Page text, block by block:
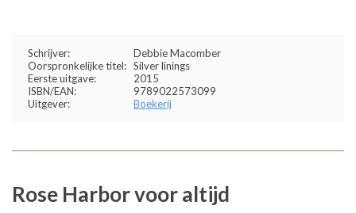
Schrijver:
Debbie Macomber
Oorspronkelijke titel: Silver linings
Eerste uitgave:
2015
ISBN/EAN:
9789022573099
Uitgever:
Boekerij
Rose Harbor voor altijd